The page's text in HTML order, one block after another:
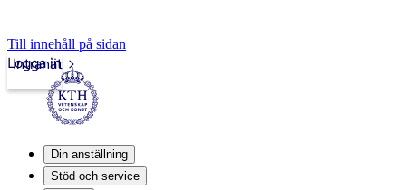
Till innehåll på sidan
Intranät
Logga in
Din anställning
Stöd och service